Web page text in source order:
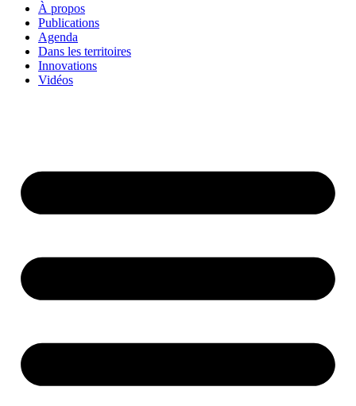
À propos
Publications
Agenda
Dans les territoires
Innovations
Vidéos